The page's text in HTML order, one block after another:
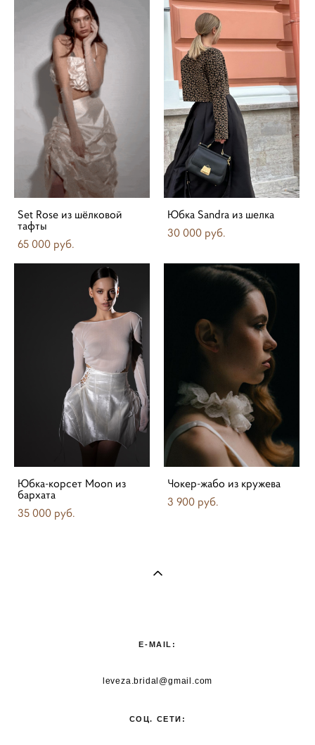
Set Rose из шёлковой
тафты
65 000 pуб.
Юбка Sandra из шелка
30 000 pуб.
Юбка-корсет Moon из
бархата
35 000 pуб.
Чокер-жабо из кружева
3 900 pуб.
E-MAIL:
leveza.bridal@gmail.com
СОЦ. СЕТИ: